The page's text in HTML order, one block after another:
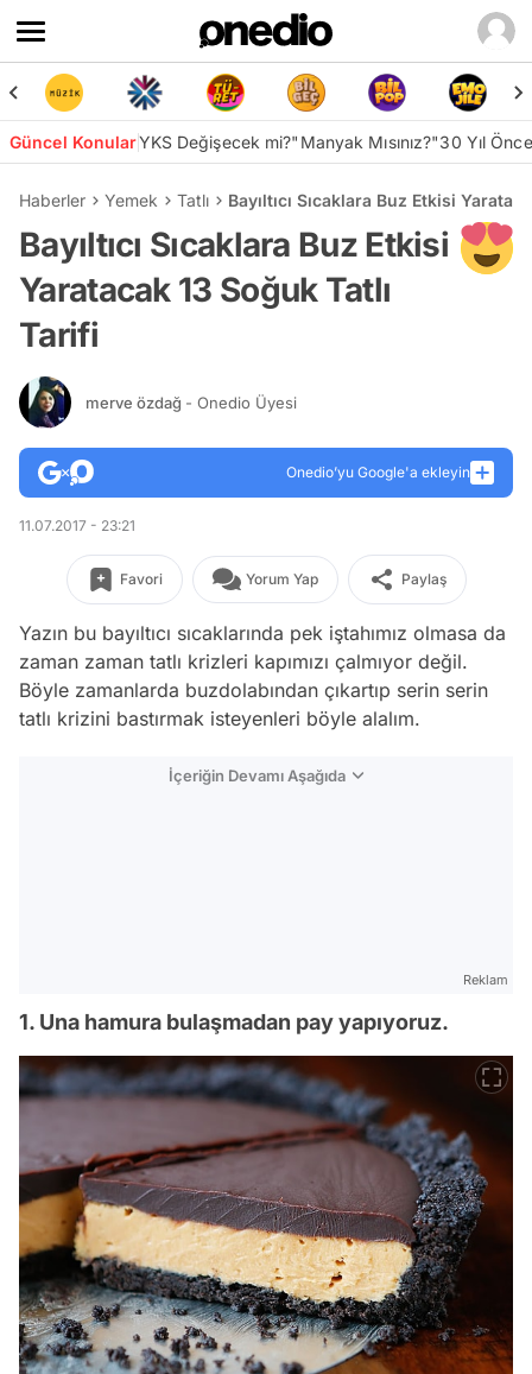
Güncel KonularYKS Değişecek mi?"Manyak Mısınız?"30 Yıl
Haberler Yemek Tatlı Bayıltıcı Sıcaklara Buz Etkisi
Bayıltıcı Sıcaklara Buz Etkisi
Yaratacak 13 Soğuk Tatlı
Tarifi
merve özdağ - Onedio Üyesi
Onedio’yu Google'a ekleyin
11.07.2017 - 23:21
Favori Yorum Yap Paylaş
Yazın bu bayıltıcı sıcaklarında pek iştahımız olmasa da
zaman zaman tatlı krizleri kapımızı çalmıyor değil.
Böyle zamanlarda buzdolabından çıkartıp serin serin
tatlı krizini bastırmak isteyenleri böyle alalım.
İçeriğin Devamı Aşağıda
Reklam
1. Una hamura bulaşmadan pay yapıyoruz.